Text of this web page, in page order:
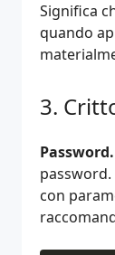
Significa
quando
Password.
con